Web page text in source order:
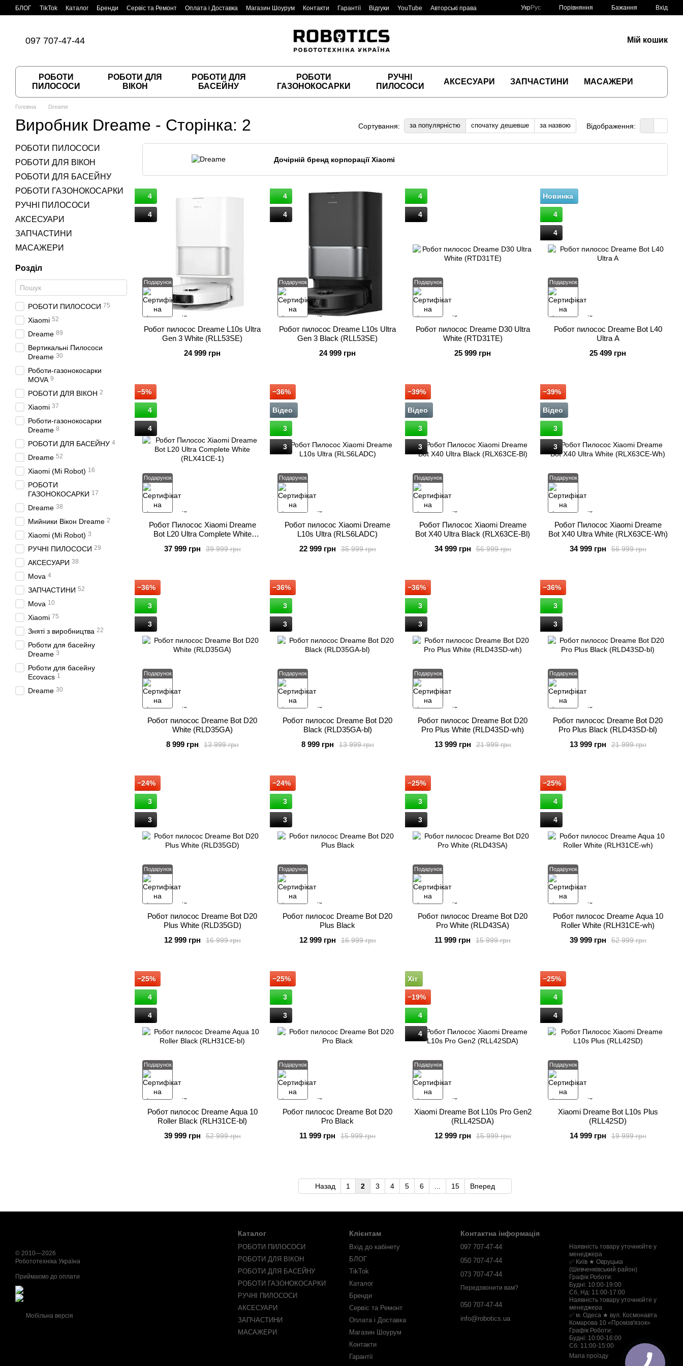
Перейти до основного контенту
БЛОГ TikTok Каталог Бренди Сервіс та Ремонт Оплата і Доставка Магазин Шоурум Контакти Гарантії Відгуки YouTube
Авторські права
УкрРус Порівняння Бажання Вхід
097 707-47-44 Мій кошик
РОБОТИ
ПИЛОСОСИ
РОБОТИ ДЛЯ
ВІКОН
РОБОТИ ДЛЯ
БАСЕЙНУ
РОБОТИ
ГАЗОНОКОСАРКИ
РУЧНІ
ПИЛОСОСИ
АКСЕСУАРИ ЗАПЧАСТИНИ МАСАЖЕРИ
Головна Dreame
Виробник Dreame - Сторінка: 2 Сортування: за популярністю спочатку дешевше за назвою Відображення:
Дочірній бренд корпорації Xiaomi
Подарунок
4
4
Робот пилосос Dreame L10s Ultra
Gen 3 White (RLL53SE)
24 999 грн
Подарунок
4
4
Робот пилосос Dreame L10s Ultra
Gen 3 Black (RLL53SE)
24 999 грн
Подарунок
4
4
Робот пилосос Dreame D30 Ultra
White (RTD31TE)
25 999 грн
Подарунок
Новинка
4
4
Робот пилосос Dreame Bot L40
Ultra A
25 499 грн
Подарунок
−5%
4
4
Робот Пилосос Xiaomi Dreame
Bot L20 Ultra Complete White
39 999 грн
37 999 грн
Подарунок
−36%
Відео
3
3
Робот пилосос Xiaomi Dreame
L10s Ultra (RLS6LADC)
35 999 грн
22 999 грн
Подарунок
−39%
Відео
3
3
Робот Пилосос Xiaomi Dreame
Bot X40 Ultra Black (RLX63CE-Bl)
56 999 грн
34 999 грн
Подарунок
−39%
Відео
3
3
Робот Пилосос Xiaomi Dreame
Bot X40 Ultra White (RLX63CE-Wh)
56 999 грн
34 999 грн
Подарунок
−36%
3
3
Робот пилосос Dreame Bot D20
White (RLD35GA)
13 999 грн
8 999 грн
Подарунок
−36%
3
3
Робот пилосос Dreame Bot D20
Black (RLD35GA-bl)
13 999 грн
8 999 грн
Подарунок
−36%
3
3
Робот пилосос Dreame Bot D20
Pro Plus White (RLD43SD-wh)
21 999 грн
13 999 грн
Подарунок
−36%
3
3
Робот пилосос Dreame Bot D20
Pro Plus Black (RLD43SD-bl)
21 999 грн
13 999 грн
Подарунок
−24%
3
3
Робот пилосос Dreame Bot D20
Plus White (RLD35GD)
16 999 грн
12 999 грн
Подарунок
−24%
3
3
Робот пилосос Dreame Bot D20
Plus Black
16 999 грн
12 999 грн
Подарунок
−25%
3
3
Робот пилосос Dreame Bot D20
Pro White (RLD43SA)
15 999 грн
11 999 грн
Подарунок
−25%
4
4
Робот пилосос Dreame Aqua 10
Roller White (RLH31CE-wh)
52 999 грн
39 999 грн
Подарунок
−25%
4
4
Робот пилосос Dreame Aqua 10
Roller Black (RLH31CE-bl)
52 999 грн
39 999 грн
Подарунок
−25%
3
3
Робот пилосос Dreame Bot D20
Pro Black
15 999 грн
11 999 грн
Подарунок
Хіт
−19%
4
4
Xiaomi Dreame Bot L10s Pro Gen2
(RLL42SDA)
15 999 грн
12 999 грн
Подарунок
−25%
4
4
Xiaomi Dreame Bot L10s Plus
(RLL42SD)
19 999 грн
14 999 грн
Назад 1 2 3 4 5 6 15 Вперед
РОБОТИ ПИЛОСОСИ
РОБОТИ ДЛЯ ВІКОН
РОБОТИ ДЛЯ БАСЕЙНУ
РОБОТИ ГАЗОНОКОСАРКИ
РУЧНІ ПИЛОСОСИ
АКСЕСУАРИ
ЗАПЧАСТИНИ
МАСАЖЕРИ
Розділ
РОБОТИ ПИЛОСОСИ 75
Xiaomi 52
Dreame 89
Вертикальні Пилососи
Dreame 30
Роботи-газонокосарки
MOVA 9
РОБОТИ ДЛЯ ВІКОН 2
Xiaomi 37
Роботи-газонокосарки
Dreame 8
РОБОТИ ДЛЯ БАСЕЙНУ 4
Dreame 52
Xiaomi (Mi Robot) 16
РОБОТИ
ГАЗОНОКОСАРКИ 17
Dreame 38
Мийники Вікон Dreame 2
Xiaomi (Mi Robot) 3
РУЧНІ ПИЛОСОСИ 29
АКСЕСУАРИ 38
Mova 4
ЗАПЧАСТИНИ 52
Mova 10
Xiaomi 75
Зняті з виробництва 22
Роботи для басейну
Dreame 3
Роботи для басейну
Ecovacs 1
Dreame 30
© 2010—2026
Робототехніка Україна
Приймаємо до оплати
Мобільна версія
Каталог
РОБОТИ ПИЛОСОСИ
РОБОТИ ДЛЯ ВІКОН
РОБОТИ ДЛЯ БАСЕЙНУ
РОБОТИ ГАЗОНОКОСАРКИ
РУЧНІ ПИЛОСОСИ
АКСЕСУАРИ
ЗАПЧАСТИНИ
МАСАЖЕРИ
Клієнтам
Вхід до кабінету
БЛОГ
TikTok
Каталог
Бренди
Сервіс та Ремонт
Оплата і Доставка
Магазин Шоурум
Контакти
Гарантії
Контактна інформація
097 707-47-44
050 707-47-44
073 707-47-44
Передзвонити вам?
050 707-47-44
info@robotics.ua
Наявність товару уточнюйте у
менеджера
✅ Київ ★ Овруцька
(Шевченківський район)
Графік Роботи:
Будні: 10:00-19:00
Сб, Нд: 11:00-17:00
Наявність товару уточнюйте у
менеджера
✅ м. Одеса ★ вул. Космонавта
Комарова 10 «Промзв'язок»
Графік Роботи:
Будні: 10:00-16:00
Сб: 11:00-15:00
Мапа проїзду